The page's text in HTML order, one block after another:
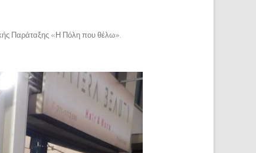
Παράταξης «Η Πόλη που θέλω»